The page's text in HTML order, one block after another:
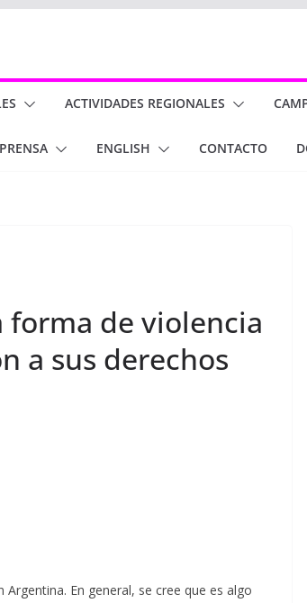
ACTIVIDADES REGIONALES
PRENSA ENGLISH CONTACTO
de violencia
a sus derechos
En general, se cree que es algo